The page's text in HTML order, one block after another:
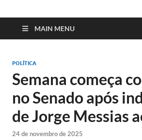
MAIN MENU
POLÍTICA
Semana começa
no Senado após
de Jorge Messias
24 de novembro de 2025